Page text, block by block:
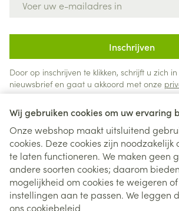
Wij gebruiken cookies om uw ervaring
Onze webshop maakt uitsluitend
cookies. Deze cookies zijn noodzakelijk
te laten functioneren. We maken geen
andere soorten cookies; daarom
mogelijkheid om cookies te weigeren
instellingen aan te passen. We leggen
ons cookiebeleid
Inschrijven
Door op inschrijven te klikken, schrijft u zich
nieuwsbrief en gaat u akkoord met onze
Juridische links